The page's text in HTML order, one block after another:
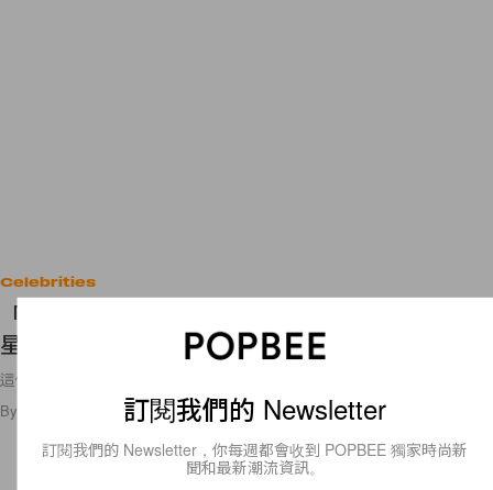
Celebrities
「美魔女」紅到歐美！你不會相信這位童顏日本女
星今年已經 45 歲！
這位皮光肉滑、擁有完美 S
By 2016年8月9日
訂閱我們的 Newsletter
訂閱我們的 Newsletter，你每週都會收到 POPBEE 獨家時尚新
聞和最新潮流資訊。